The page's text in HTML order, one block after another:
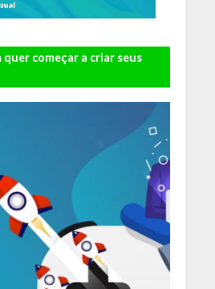
quer começar a criar seus